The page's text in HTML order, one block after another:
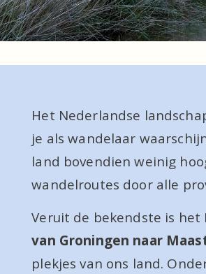
Het Nederlandse
je als wandelaar
land bovendien weinig
wandelroutes door alle
Veruit de bekendste is het
van Groningen naar
plekjes van ons land.